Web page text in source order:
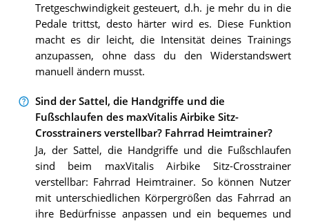
Tretgeschwindigkeit gesteuert, d.h. je mehr du in die
Pedale trittst, desto härter wird es. Diese Funktion
macht es dir leicht, die Intensität deines Trainings
anzupassen, ohne dass du den Widerstandswert
manuell ändern musst.
Sind der Sattel, die Handgriffe und die
Fußschlaufen des maxVitalis Airbike Sitz-
Crosstrainers verstellbar? Fahrrad Heimtrainer?
Ja, der Sattel, die Handgriffe und die Fußschlaufen
sind beim maxVitalis Airbike Sitz-Crosstrainer
verstellbar: Fahrrad Heimtrainer. So können Nutzer
mit unterschiedlichen Körpergrößen das Fahrrad an
ihre Bedürfnisse anpassen und ein bequemes und